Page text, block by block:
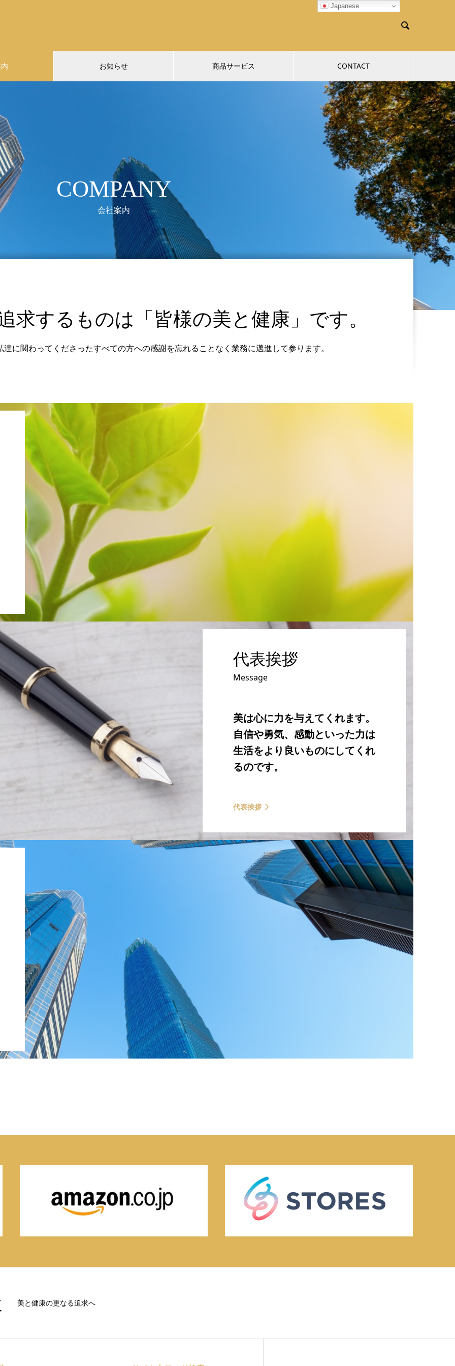

お知らせ 商品サービス CONTACT
COMPANY
会社案内
求するものは「皆様の美と健康」です。
に関わってくださったすべての方への感謝を忘れることなく業務に邁進して参ります。
代表挨拶
Message
美は心に力を与えてくれます。
自信や勇気、感動といった力は
生活をより良いものにしてくれ
るのです。
代表挨拶
美と健康の更なる追求へ
Japanese